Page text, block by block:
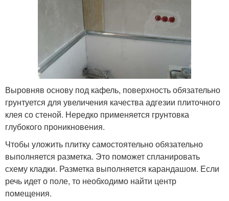
Выровняв основу под кафель, поверхность обязательно
грунтуется для увеличения качества адгезии плиточного
клея со стеной. Нередко применяется грунтовка
глубокого проникновения.
Чтобы уложить плитку самостоятельно обязательно
выполняется разметка. Это поможет спланировать
схему кладки. Разметка выполняется карандашом. Если
речь идет о поле, то необходимо найти центр
помещения.